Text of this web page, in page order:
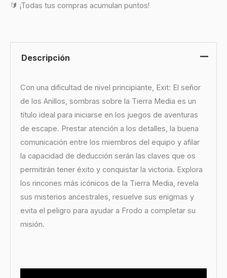
🔰 ¡Todas tus compras acumulan puntos!
Descripción
Con una dificultad de nivel principiante, Exit: El señor
de los Anillos, sombras sobre la Tierra Media es un
título ideal para iniciarse en los juegos de aventuras
de escape. Prestar atención a los detalles, la buena
comunicación entre los miembros del equipo y afilar
la capacidad de deducción serán las claves que os
permitirán tener éxito y conquistar la victoria. Explora
los rincones más icónicos de la Tierra Media, revela
sus misterios ancestrales, resuelve sus enigmas y
evita el peligro para ayudar a Frodo a completar su
misión.